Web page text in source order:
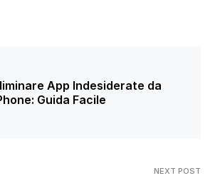
App Indesiderate da
Guida Facile
NEXT POST